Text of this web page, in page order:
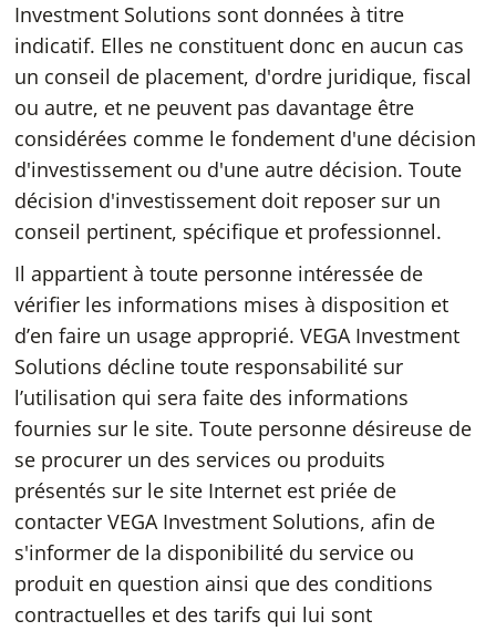
Investment Solutions sont données à titre
indicatif. Elles ne constituent donc en aucun cas
un conseil de placement, d'ordre juridique, fiscal
ou autre, et ne peuvent pas davantage être
considérées comme le fondement d'une décision
d'investissement ou d'une autre décision. Toute
décision d'investissement doit reposer sur un
conseil pertinent, spécifique et professionnel.
Il appartient à toute personne intéressée de
vérifier les informations mises à disposition et
d’en faire un usage approprié. VEGA Investment
Solutions décline toute responsabilité sur
l’utilisation qui sera faite des informations
fournies sur le site. Toute personne désireuse de
se procurer un des services ou produits
présentés sur le site Internet est priée de
contacter VEGA Investment Solutions, afin de
s'informer de la disponibilité du service ou
produit en question ainsi que des conditions
contractuelles et des tarifs qui lui sont